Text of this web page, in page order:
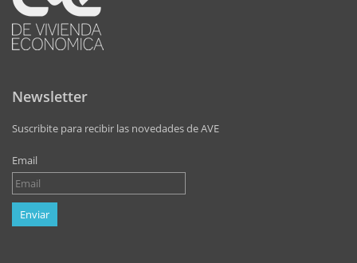
Newsletter
Suscribite para recibir las novedades de AVE
Email
Enviar